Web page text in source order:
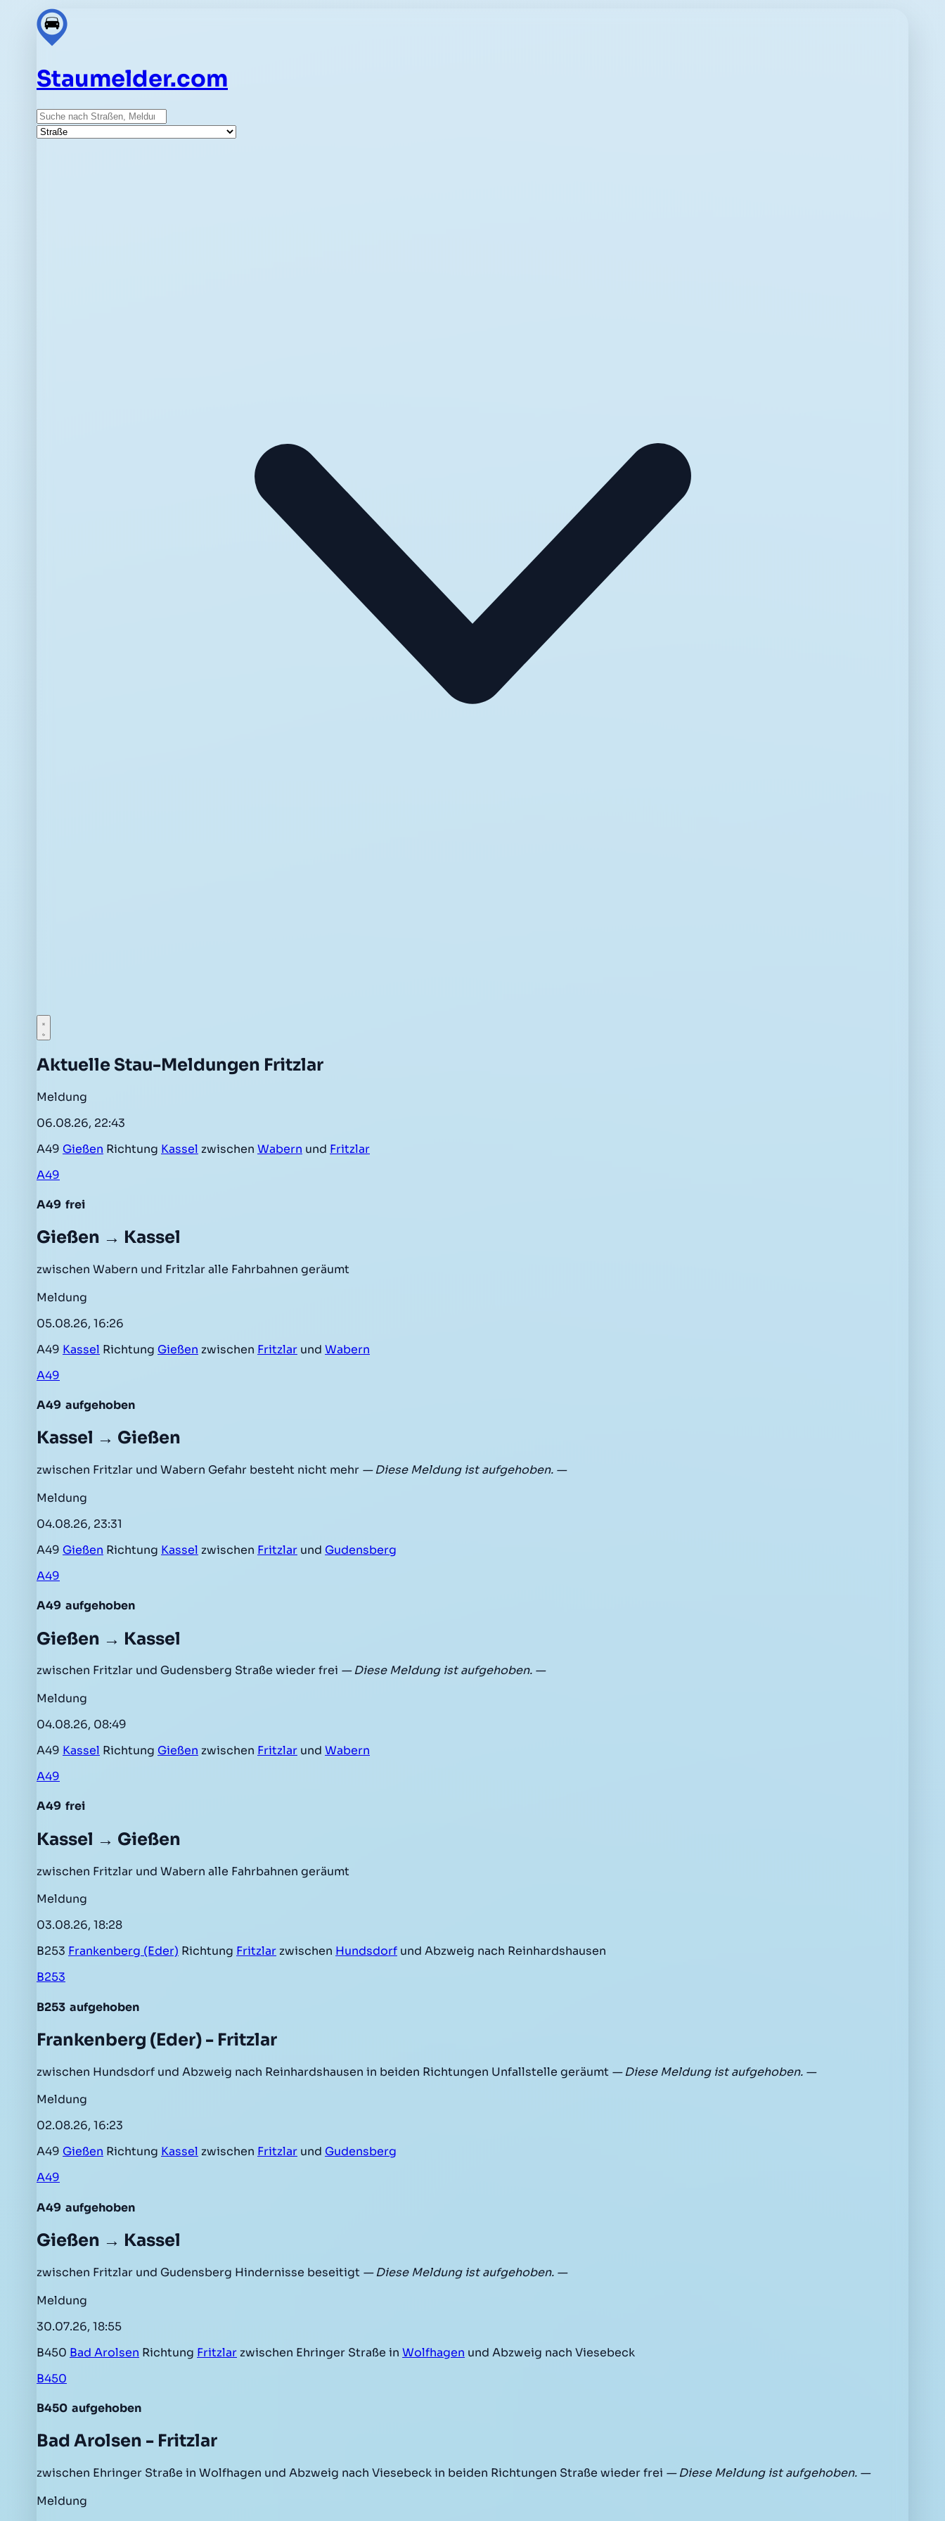
Staumelder.com
Suche
Straße
Aktuelle Stau-Meldungen Fritzlar
Meldung
06.08.26, 22:43
A49 Gießen Richtung Kassel zwischen Wabern und Fritzlar
A49
A49 frei
Gießen → Kassel
zwischen Wabern und Fritzlar alle Fahrbahnen geräumt
Meldung
05.08.26, 16:26
A49 Kassel Richtung Gießen zwischen Fritzlar und Wabern
A49
A49 aufgehoben
Kassel → Gießen
zwischen Fritzlar und Wabern Gefahr besteht nicht mehr — Diese Meldung ist aufgehoben. —
Meldung
04.08.26, 23:31
A49 Gießen Richtung Kassel zwischen Fritzlar und Gudensberg
A49
A49 aufgehoben
Gießen → Kassel
zwischen Fritzlar und Gudensberg Straße wieder frei — Diese Meldung ist aufgehoben. —
Meldung
04.08.26, 08:49
A49 Kassel Richtung Gießen zwischen Fritzlar und Wabern
A49
A49 frei
Kassel → Gießen
zwischen Fritzlar und Wabern alle Fahrbahnen geräumt
Meldung
03.08.26, 18:28
B253 Frankenberg (Eder) Richtung Fritzlar zwischen Hundsdorf und Abzweig nach Reinhardshausen
B253
B253 aufgehoben
Frankenberg (Eder) - Fritzlar
zwischen Hundsdorf und Abzweig nach Reinhardshausen in beiden Richtungen Unfallstelle geräumt — Diese Meldung ist aufgehoben. —
Meldung
02.08.26, 16:23
A49 Gießen Richtung Kassel zwischen Fritzlar und Gudensberg
A49
A49 aufgehoben
Gießen → Kassel
zwischen Fritzlar und Gudensberg Hindernisse beseitigt — Diese Meldung ist aufgehoben. —
Meldung
30.07.26, 18:55
B450 Bad Arolsen Richtung Fritzlar zwischen Ehringer Straße in Wolfhagen und Abzweig nach Viesebeck
B450
B450 aufgehoben
Bad Arolsen - Fritzlar
zwischen Ehringer Straße in Wolfhagen und Abzweig nach Viesebeck in beiden Richtungen Straße wieder frei — Diese Meldung ist aufgehoben. —
Meldung